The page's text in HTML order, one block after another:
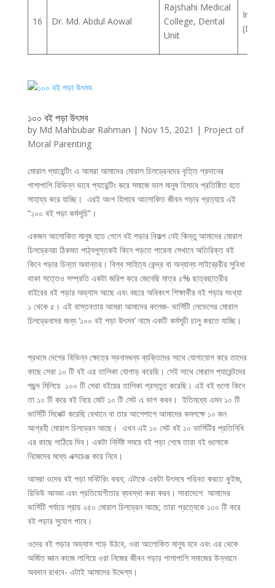
16 Dr. Md. Abdul Aowal
Rajshahi Medical
College, Dental
Unit
Intern
(Dental)
১০০ বই পড়া উৎসব
by Md Mahbubar Rahman | Nov 15, 2021 | Project of
Moral Parenting
মোরাল প্যারেন্টিং এ আমরা আমাদের মোরাল চিলড্রেনদের বৃত্তি প্রদানের
পাশাপাশি বিভিন্ন ভাবে প্যারেন্টিং করে সমাজে ভাল মানুষ হিসাবে প্রতিষ্ঠিত হতে
সাহায্য করে যাচ্ছি। এরই অংশ হিসাবে আলোকিত জীবন গড়ার প্রত্যয়ে এই
“১০০ বই পড়া কর্মসূচি”।
একজন আলোকিত মানুষ হতে গেলে বই পড়ার বিকল্প নেই কিন্তু আমাদের মোরাল
চিলড্রেনরা ঠিকমত পাঠ্যপুস্তকই কিনে পড়তে পারেনা সেখানে অতিরিক্ত বই
কিনে পড়ার চিন্তা অবান্তর। বিশ্ব সাহিত্য কেন্দ্র বা অন্যান্য লাইব্রেরীর সুবিধা
থাকা সত্তেও সম্প্রতি একটা জরিপ করে জেনেছি মাত্র ৫% ছাত্রছাত্রীর
বাইরের বই পড়ার অভ্যাস আছে এবং বছরে অধিকংশ শিক্ষার্থীর বই পড়ার সংখ্যা
১ থেকে ৫। এই বাস্তবতায় আমরা আমাদের কলেজ- ভার্সিটি লেভেলের মোরাল
চিলড্রেনদের জন্য ‘১০০ বই পড়া উৎসব’ নামে একটি কর্মসূচী চালু করতে যাচ্ছি।
প্রথমে দেশের বিভিন্ন ক্ষেত্রে স্বনামধন্য ব্যক্তিদের সাথে যোগাযোগ করে তাদের
কাছে সেরা ১০ টি বই এর তালিকা যোগাড় করেছি। সেই সাথে মোরাল প্যারেন্টদের
পছন্দ মিলিয়ে ১০০ টি সেরা বইয়ের তালিকা প্রস্তুত করেছি। এই বই গুলো কিনে
তা ১০ টি করে বই নিয়ে মোট ১০ টি সেট এ ভাগ করব। ইতিমধ্যে এমন ১০ টি
ভার্সিটি সিলেক্ট করেছি যেখানে বা তার আশেপাশে আমাদের কমপক্ষে ১০ জন
আগ্রহী মোরাল চিলড্রেন আছে। এখন এই ১০ সেট বই ১০ ভার্সিটির প্রতিনিধি
এর কাছে পাঠিয়ে দিব। একটা নির্দিষ্ট সময়ে বই পড়া শেষে তারা বই গুলোকে
নিজেদের মধ্যে এক্সচেঞ্জ করে নিবে।
আমরা ওদের বই পড়া মনিটরিং করব; এটাকে একটা উৎসবে পরিনত করতে কুইজ,
রিভিউ আড্ডা এবং প্রতিযোগীতার ব্যবস্থা করা করব। সারাদেশে আমাদের
ভার্সিটি পর্যায়ে প্রায় ২৫০ মোরাল চিলড্রেন আছে; তারা প্রত্যেকে ১০০ টি করে
বই পড়ার সুযোগ পাবে।
ওদের বই পড়ার অভ্যাস গড়ে উঠবে, ওরা আলোকিত মানুষ হবে এবং এর থেকে
অর্জিত জ্ঞান কাজে লাগিয়ে ওরা নিজের জীবন গড়ার পাশাপাশি সমাজের উন্নয়নে
অবদান রাখবে- এটাই আমাদের উদ্দেশ্য।